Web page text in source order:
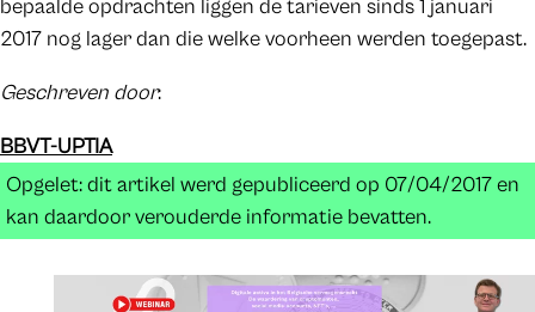
bepaalde opdrachten liggen de tarieven sinds 1 januari
2017 nog lager dan die welke voorheen werden toegepast.
Geschreven door:
BBVT-UPTIA
Opgelet: dit artikel werd gepubliceerd op 07/04/2017 en
kan daardoor verouderde informatie bevatten.